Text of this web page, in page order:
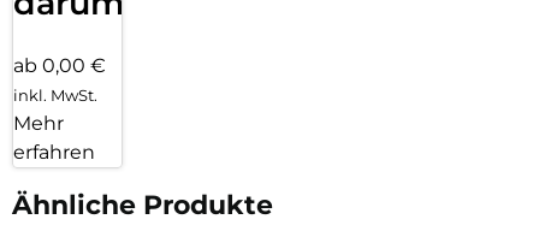
ab 0,00 €
inkl. MwSt.
Mehr
erfahren
Ähnliche Produkte